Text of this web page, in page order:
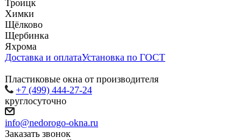
Троицк
Химки
Щёлково
Щербинка
Яхрома
Доставка и оплатаУстановка по ГОСТ
Пластиковые окна от производителя
+7 (499) 444-27-24
круглосуточно
info@nedorogo-okna.ru
Заказать звонок